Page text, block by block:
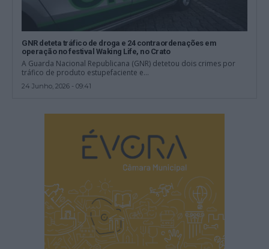
GNR deteta tráfico de droga e 24 contraordenações em
operação no festival Waking Life, no Crato
A Guarda Nacional Republicana (GNR) detetou dois crimes por
tráfico de produto estupefaciente e...
24 Junho, 2026 - 09:41